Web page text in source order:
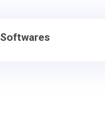
Softwares